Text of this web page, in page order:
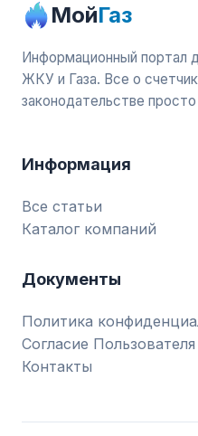
МойГаз
Информационный портал
ЖКУ и Газа. Все о
законодательстве
Информация
Все статьи
Каталог компаний
Документы
Политика
Согласие Пользователя
Контакты